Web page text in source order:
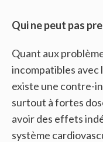
Qui ne peut pas
Quant aux
incompatibles avec
existe une contre-
surtout à fortes
avoir des effets
système